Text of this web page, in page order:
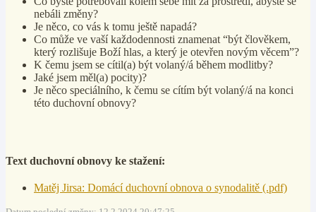
nebáli změny?
Je něco, co vás k tomu ještě napadá?
Co může ve vaší každodennosti znamenat “být člověkem,
který rozlišuje Boží hlas, a který je otevřen novým věcem”?
K čemu jsem se cítil(a) být volaný/á během modlitby?
Jaké jsem měl(a) pocity)?
Je něco speciálního, k čemu se cítím být volaný/á na konci
této duchovní obnovy?
Text duchovní obnovy ke stažení:
Matěj Jirsa: Domácí duchovní obnova o synodalitě (.pdf)